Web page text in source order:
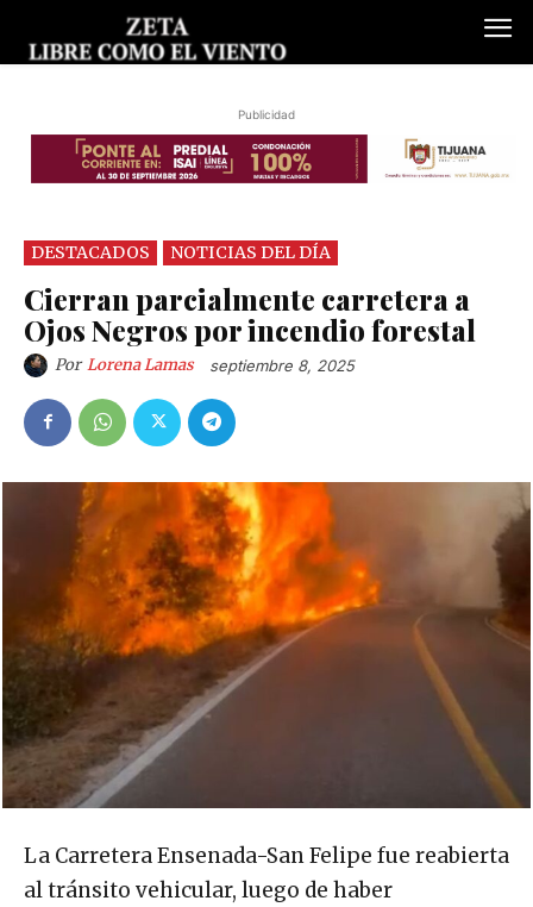
Publicidad
DESTACADOS NOTICIAS DEL DÍA
Cierran parcialmente carretera a
Ojos Negros por incendio forestal
Por Lorena Lamas septiembre 8, 2025
La Carretera Ensenada-San Felipe fue reabierta
al tránsito vehicular, luego de haber